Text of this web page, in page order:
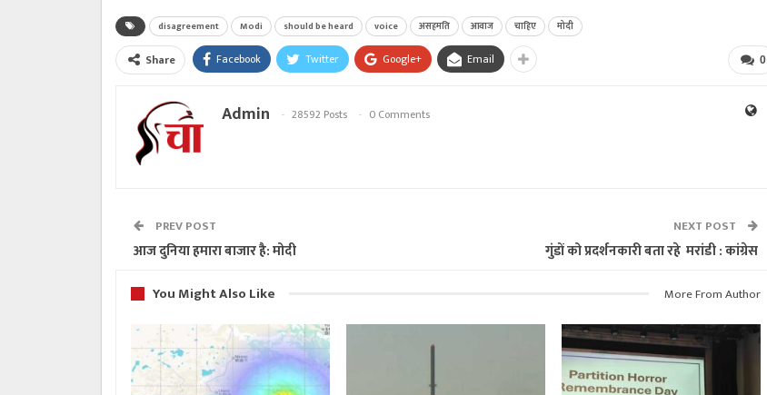
disagreement Modi should be heard voice असहमति आवाज चाहिए मोदी
0
Share Facebook Twitter Google+ Email
Admin 28592 Posts 0 Comments
PREV POST
आज दुनिया हमारा बाजार है: मोदी
NEXT POST
गुंडों को प्रदर्शनकारी बता रहे मरांडी : कांग्रेस
You Might Also Like
More From Author